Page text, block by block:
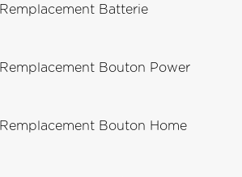
Remplacement Batterie
Remplacement Bouton Power
Remplacement Bouton Home